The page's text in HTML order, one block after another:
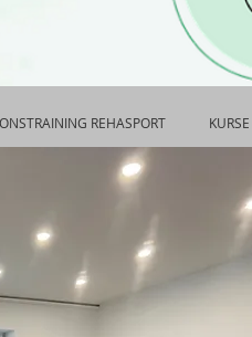
REHASPORT KURSE